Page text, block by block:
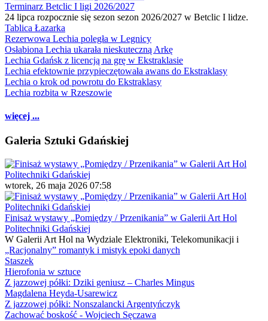
Terminarz Betclic I ligi 2026/2027
24 lipca rozpocznie się sezon sezon 2026/2027 w Betclic I lidze.
Tablica Łazarka
Rezerwowa Lechia poległa w Legnicy
Osłabiona Lechia ukarała nieskuteczną Arkę
Lechia Gdańsk z licencją na grę w Ekstraklasie
Lechia efektownie przypieczętowała awans do Ekstraklasy
Lechia o krok od powrotu do Ekstraklasy
Lechia rozbita w Rzeszowie
więcej ...
Galeria Sztuki Gdańskiej
wtorek, 26 maja 2026 07:58
Finisaż wystawy „Pomiędzy / Przenikania” w Galerii Art Hol
Politechniki Gdańskiej
W Galerii Art Hol na Wydziale Elektroniki, Telekomunikacji i
„Racjonalny” romantyk i mistyk epoki danych
Staszek
Hierofonia w sztuce
Z jazzowej półki: Dziki geniusz – Charles Mingus
Magdalena Heyda-Usarewicz
Z jazzowej półki: Nonszalancki Argentyńczyk
Zachować boskość - Wojciech Sęczawa